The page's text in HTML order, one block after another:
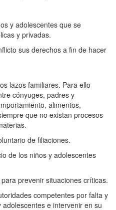
y adolescentes que se
y privadas.
sus derechos a fin de hacer
lazos familiares. Para ello
cónyuges, padres y
alimentos,
que no existan procesos
de filiaciones.
de los niños y adolescentes
prevenir situaciones críticas.
competentes por falta y
e intervenir en su